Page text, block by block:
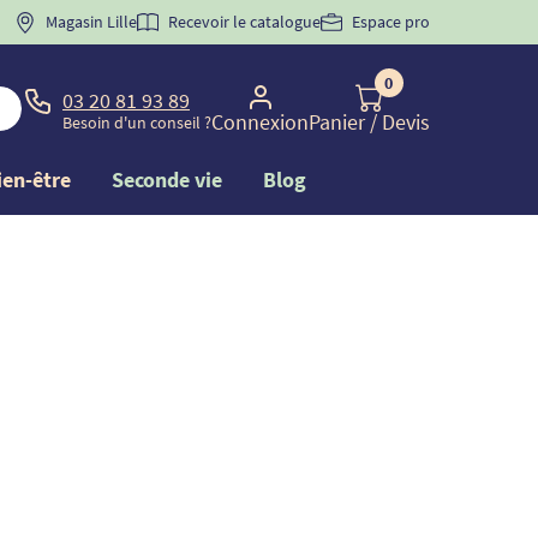
BIENVENUE" pourla 1ère commande d'incontinence
Magasin Lille Recevoir le catalogue Espace pro
03 20 81 93 89
Besoin d'un conseil ?Connexion
0
Panier/ Devis
être Seconde vie Blog